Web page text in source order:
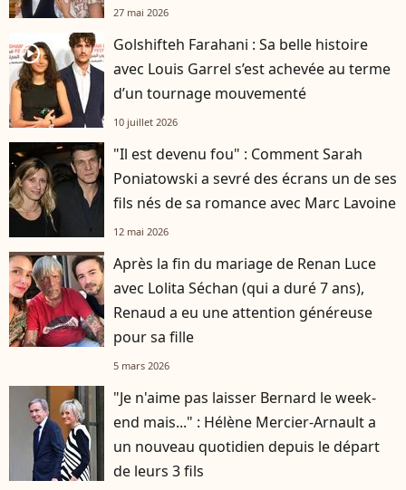
27 mai 2026
player2
Golshifteh Farahani : Sa belle histoire
avec Louis Garrel s’est achevée au terme
d’un tournage mouvementé
10 juillet 2026
"Il est devenu fou" : Comment Sarah
Poniatowski a sevré des écrans un de ses
fils nés de sa romance avec Marc Lavoine
12 mai 2026
Après la fin du mariage de Renan Luce
avec Lolita Séchan (qui a duré 7 ans),
Renaud a eu une attention généreuse
pour sa fille
5 mars 2026
"Je n'aime pas laisser Bernard le week-
end mais..." : Hélène Mercier-Arnault a
un nouveau quotidien depuis le départ
de leurs 3 fils